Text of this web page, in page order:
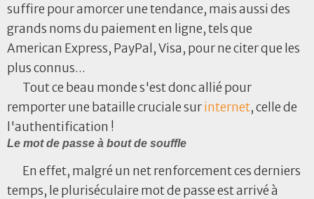
suffire pour amorcer une tendance, mais aussi des
grands noms du paiement en ligne, tels que
American Express, PayPal, Visa, pour ne citer que les
plus connus...
Tout ce beau monde s'est donc allié pour
remporter une bataille cruciale surinternet, celle de
l'authentification !
Le mot de passe à bout de souffle
En effet, malgré un net renforcement ces derniers
temps, le pluriséculaire mot de passe est arrivé à